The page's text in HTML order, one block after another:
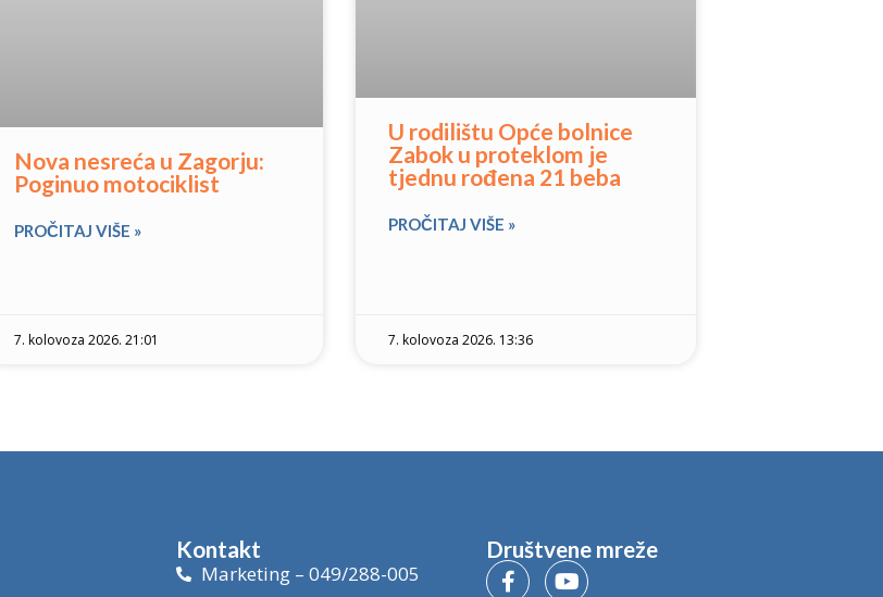
Nova nesreća u Zagorju:
Poginuo motociklist
PROČITAJ VIŠE »
7. kolovoza 2026. 21:01
U rodilištu Opće bolnice
Zabok u proteklom je
tjednu rođena 21 beba
PROČITAJ VIŠE »
7. kolovoza 2026. 13:36
Kontakt
Marketing – 049/288-005
Društvene mreže